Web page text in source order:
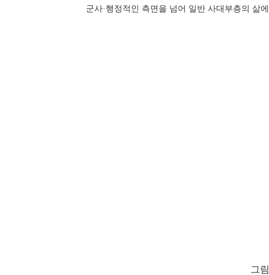
군사·행정적인 측면을 넘어 일반 사대부층의 삶
그